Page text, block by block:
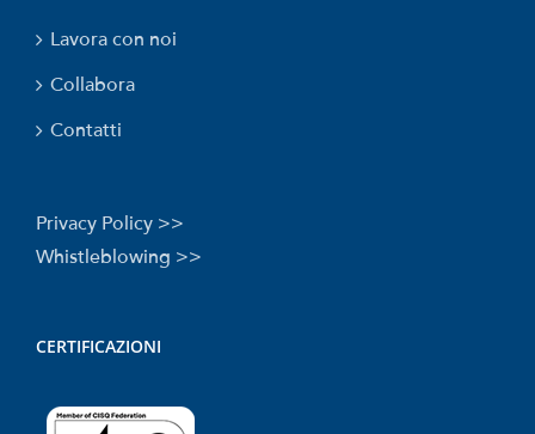
Lavora con noi
Collabora
Contatti
Privacy Policy >>
Whistleblowing >>
CERTIFICAZIONI